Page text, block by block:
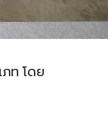
ภท โดย